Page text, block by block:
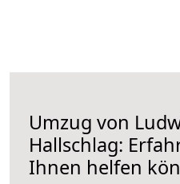
Umzug von
Hallschlag:
Ihnen helfen